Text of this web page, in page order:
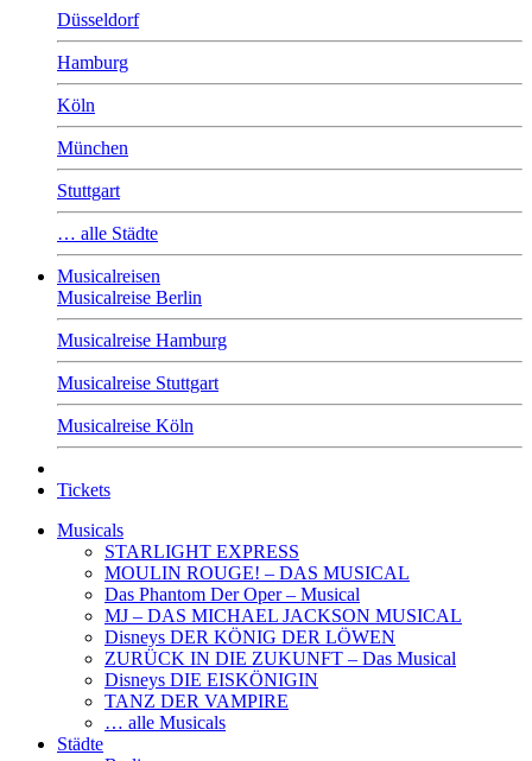
Düsseldorf
Hamburg
Köln
München
Stuttgart
… alle Städte
Musicalreisen
Musicalreise Berlin
Musicalreise Hamburg
Musicalreise Stuttgart
Musicalreise Köln
Tickets
Musicals
STARLIGHT EXPRESS
MOULIN ROUGE! – DAS MUSICAL
Das Phantom Der Oper – Musical
MJ – DAS MICHAEL JACKSON MUSICAL
Disneys DER KÖNIG DER LÖWEN
ZURÜCK IN DIE ZUKUNFT – Das Musical
Disneys DIE EISKÖNIGIN
TANZ DER VAMPIRE
… alle Musicals
Städte